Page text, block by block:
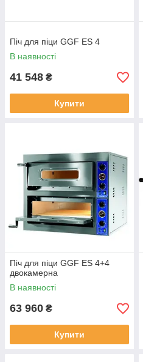
Піч для піци GGF ES 4
В наявності
41 548 ₴
Купити
Піч для піци GGF ES 4+4
двокамерна
В наявності
63 960 ₴
Купити